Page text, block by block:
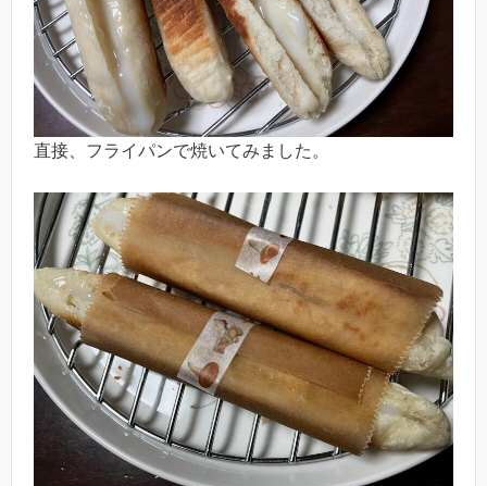
直接、フライパンで焼いてみました。